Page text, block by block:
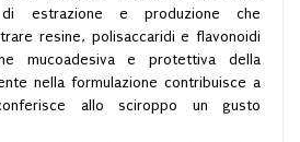
estrazione e produzione che
resine, polisaccaridi e flavonoidi
mucoadesiva e protettiva della
nella formulazione contribuisce a
allo sciroppo un gusto